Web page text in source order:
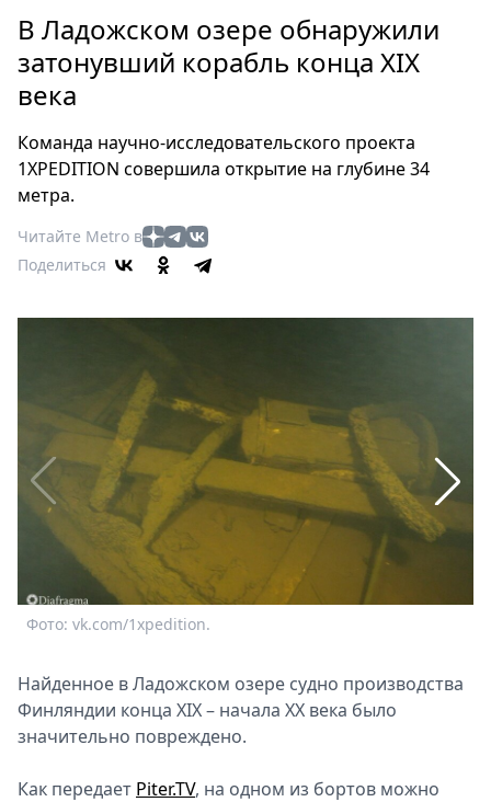
Россия
Мир
Туризм
Мода
Кино
Афиша
Пресс-
релизы
О
Metro
Стримы
Спецпроекты
Звезды
Выборы
2026
Скачай
В Ладожском озере обнаружили
затонувший корабль конца XIX
века
Команда научно-исследовательского проекта
1XPEDITION совершила открытие на глубине 34
метра.
Читайте Metro в
Поделиться
Фото: vk.com/1xpedition.
Найденное в Ладожском озере судно производства
Финляндии конца XIX – начала XX века было
значительно повреждено.
Как передает Piter.TV, на одном из бортов можно